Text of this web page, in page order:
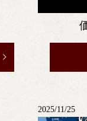
2025/11/25